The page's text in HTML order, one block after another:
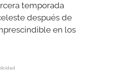
temporada
después de
en los